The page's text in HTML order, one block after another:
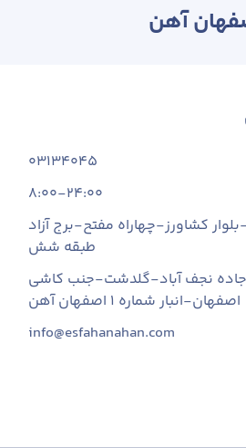
آهن
03134045
8:00-24:00
کشاورز-چهاراه مفتح-برج آزاد
طبقه شش
نجف آباد-گلدشت-جنب کاشی
اصفهان-انبار شماره ۱ اصفهان آهن
info@esfahanahan.com